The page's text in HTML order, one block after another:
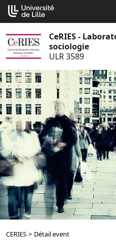
Aller
au
CeRIES -
sociologie
ULR 3589
CERIES > Détail event
Cookies management panel